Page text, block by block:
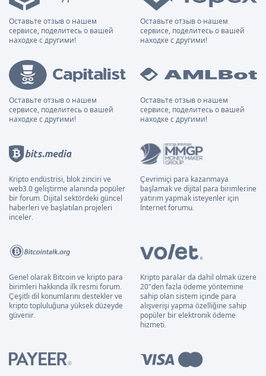
Оставьте отзыв о нашем
сервисе, поделитесь о вашей
находке с другими!
Оставьте отзыв о нашем
сервисе, поделитесь о вашей
находке с другими!
Оставьте отзыв о нашем
сервисе, поделитесь о вашей
находке с другими!
Оставьте отзыв о нашем
сервисе, поделитесь о вашей
находке с другими!
Kripto endüstrisi, blok zinciri ve
web3.0 geliştirme alanında popüler
bir forum. Dijital sektördeki güncel
haberleri ve başlatılan projeleri
inceler.
Çevrimiçi para kazanmaya
başlamak ve dijital para birimlerine
yatırım yapmak isteyenler için
İnternet forumu.
Genel olarak Bitcoin ve kripto para
birimleri hakkında ilk resmi forum.
Çeşitli dil konumlarını destekler ve
kripto topluluğuna yüksek düzeyde
güvenir.
Kripto paralar da dahil olmak üzere
20"den fazla ödeme yöntemine
sahip olan sistem içinde para
alışverişi yapma özelliğine sahip
popüler bir elektronik ödeme
hizmeti.